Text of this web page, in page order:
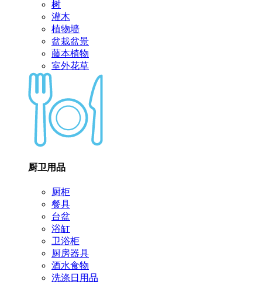
树
灌木
植物墙
盆栽盆景
藤本植物
室外花草
厨卫用品
厨柜
餐具
台盆
浴缸
卫浴柜
厨房器具
酒水食物
洗涤日用品